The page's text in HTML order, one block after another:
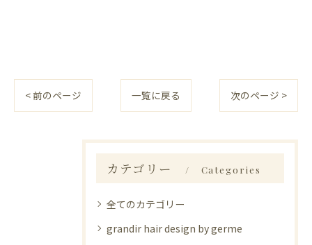
< 前のページ 一覧に戻る 次のページ >
カテゴリー Categories
全てのカテゴリー
grandir hair design by germe